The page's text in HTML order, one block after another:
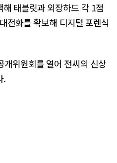
태블릿과 외장하드 각 1점
전화를 확보해 디지털 포렌식
개위원회를 열어 전씨의 신상
.